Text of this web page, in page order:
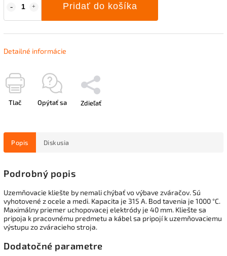
Pridať do košíka
Detailné informácie
Tlač Opýtať sa Zdieľať
Popis Diskusia
Podrobný popis
Uzemňovacie kliešte by nemali chýbať vo výbave zváračov. Sú
vyhotovené z ocele a medi. Kapacita je 315 A. Bod tavenia je 1000 °C.
Maximálny priemer uchopovacej elektródy je 40 mm. Kliešte sa
pripoja k pracovnému predmetu a kábel sa pripojí k uzemňovaciemu
výstupu zo zváracieho stroja.
Dodatočné parametre